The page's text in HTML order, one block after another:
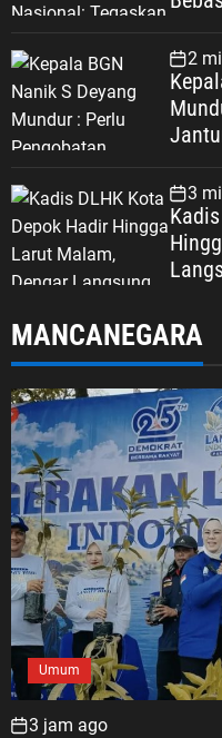
2
3
MANCANEGARA
Umum
3 jam ago